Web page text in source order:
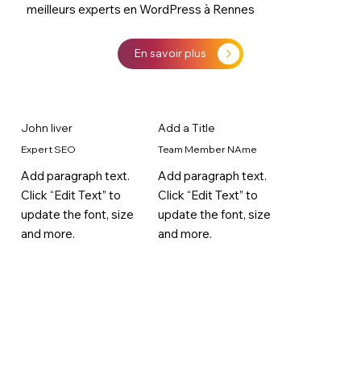
meilleurs experts en WordPress à Rennes
En savoir plus
John liver
Expert SEO
Add paragraph text.
Click “Edit Text” to
update the font, size
and more.
Add a Title
Team Member NAme
Add paragraph text.
Click “Edit Text” to
update the font, size
and more.